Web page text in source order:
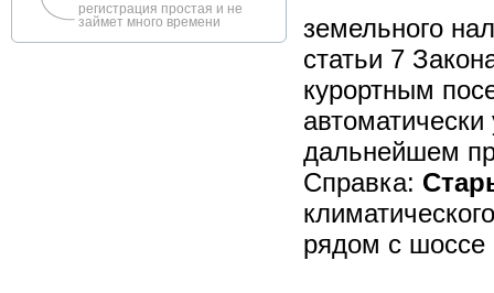
регистрация простая и не
займет много времени
земельного
статьи 7
курортным
дальнейшем
Справка:
рядом с